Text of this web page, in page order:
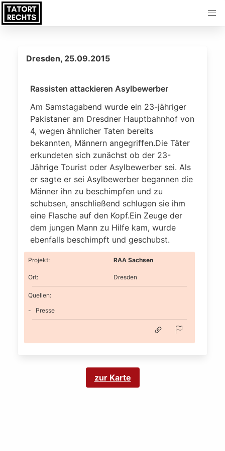
Dresden, 25.09.2015
Rassisten attackieren Asylbewerber
Am Samstagabend wurde ein 23-jähriger
Pakistaner am Dresdner Hauptbahnhof von
4, wegen ähnlicher Taten bereits
bekannten, Männern angegriffen.Die Täter
erkundeten sich zunächst ob der 23-
Jährige Tourist oder Asylbewerber sei. Als
er sagte er sei Asylbewerber begannen die
Männer ihn zu beschimpfen und zu
schubsen, anschließend schlugen sie ihm
eine Flasche auf den Kopf.Ein Zeuge der
dem jungen Mann zu Hilfe kam, wurde
ebenfalls beschimpft und geschubst.
Projekt: RAA Sachsen
Ort: Dresden
Quellen:
Presse
zur Karte